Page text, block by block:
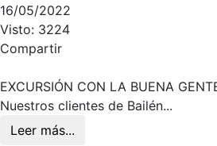
16/05/2022
Visto: 3224
Compartir
EXCURSIÓN CON LA BUENA
Nuestros clientes de Bailén...
Leer más...